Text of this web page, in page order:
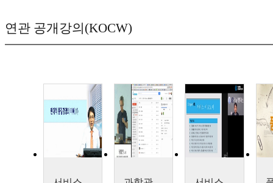
연관 공개강의(KOCW)